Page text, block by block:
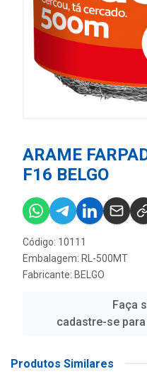
ARAME
F16 BELGO
Código: 10111
Embalagem: RL-500MT
Fabricante: BELGO
Faça
cadastre-se
Produtos Similares